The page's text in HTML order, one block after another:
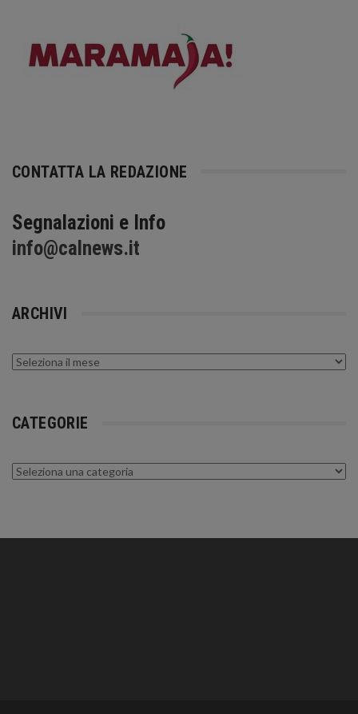
CONTATTA LA REDAZIONE
Segnalazioni e Info
info@calnews.it
ARCHIVI
Archivi
CATEGORIE
Categorie